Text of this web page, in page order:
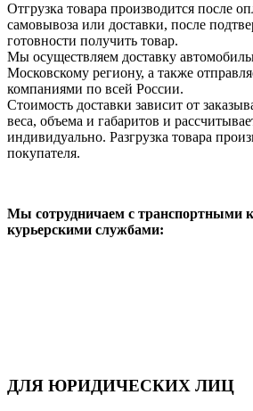
Отгрузка товара производится после
самовывоза или доставки, после
готовности получить товар.
Мы осуществляем доставку
Московскому региону, а также
компаниями по всей России.
Стоимость доставки зависит от
веса, объема и габаритов и
индивидуально. Разгрузка товара
покупателя.
Мы сотрудничаем с транспортными
курьерскими службами:
ДЛЯ ЮРИДИЧЕСКИХ ЛИЦ